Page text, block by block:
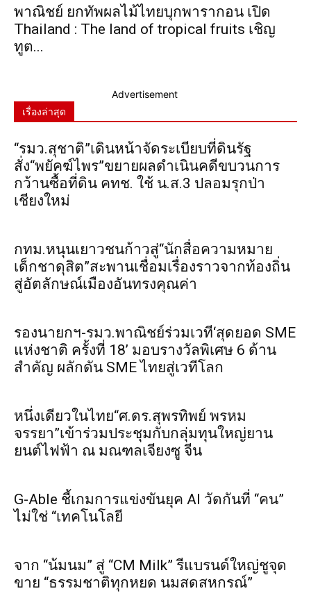
พาณิชย์ ยกทัพผลไม้ไทยบุกพารากอน เปิด
Thailand : The land of tropical fruits เชิญ
ทูต...
Advertisement
เรื่องล่าสุด
“รมว.สุชาติ”เดินหน้าจัดระเบียบที่ดินรัฐ
สั่ง“พยัคฆ์ไพร”ขยายผลดำเนินคดีขบวนการ
กว้านซื้อที่ดิน คทช. ใช้ น.ส.3 ปลอมรุกป่า
เชียงใหม่
กทม.หนุนเยาวชนก้าวสู่“นักสื่อความหมาย
เด็กชาดุสิต”สะพานเชื่อมเรื่องราวจากท้องถิ่น
สู่อัตลักษณ์เมืองอันทรงคุณค่า
รองนายกฯ-รมว.พาณิชย์ร่วมเวที‘สุดยอด SME
แห่งชาติ ครั้งที่ 18’ มอบรางวัลพิเศษ 6 ด้าน
สำคัญ ผลักดัน SME ไทยสู่เวทีโลก
หนึ่งเดียวในไทย“ศ.ดร.สุพรทิพย์ พรหม
จรรยา”เข้าร่วมประชุมกับกลุ่มทุนใหญ่ยาน
ยนต์ไฟฟ้า ณ มณฑลเจียงซู จีน
G-Able ชี้เกมการแข่งขันยุค AI วัดกันที่ “คน”
ไม่ใช่ “เทคโนโลยี
จาก “น้มนม” สู่ “CM Milk” รีแบรนด์ใหญ่ชูจุด
ขาย “ธรรมชาติทุกหยด นมสดสหกรณ์”